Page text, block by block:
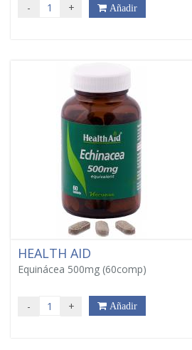
- + Añadir
HEALTH AID
Equinácea 500mg (60comp)
- + Añadir